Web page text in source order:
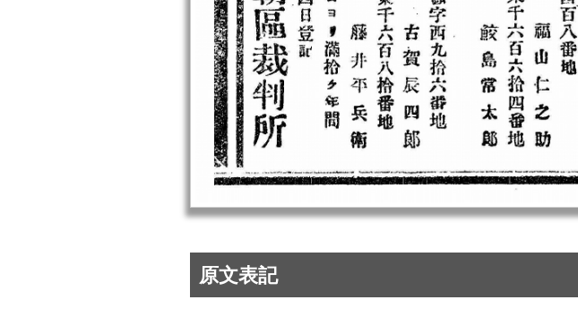
原文表記